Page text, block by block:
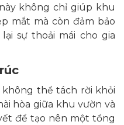
không chỉ giúp khu
mắt mà còn đảm bảo
sự thoải mái cho gia
thể tách rời khỏi
hòa giữa khu vườn và
để tạo nên một tổng